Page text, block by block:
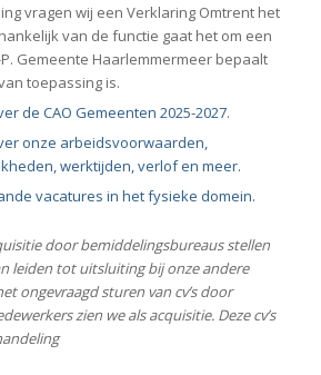
vragen wij een Verklaring Omtrent het
van de functie gaat het om een
Gemeente Haarlemmermeer bepaalt
toepassing is.
de CAO Gemeenten 2025-2027.
onze arbeidsvoorwaarden,
werktijden, verlof en meer.
vacatures in het fysieke domein.
door bemiddelingsbureaus stellen
leiden tot uitsluiting bij onze andere
ongevraagd sturen van cv’s door
zien we als acquisitie. Deze cv’s